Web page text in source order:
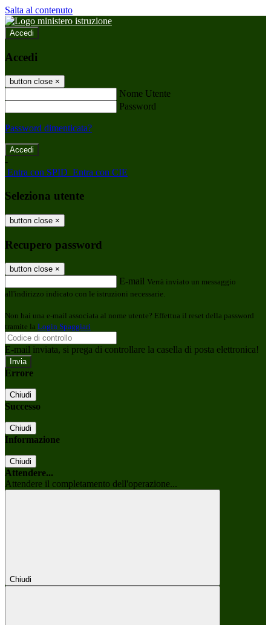
Salta al contenuto
Accedi
Accedi
button close ×
Nome Utente
Password
Password dimenticata?
-
Entra con SPID Entra con CIE
Seleziona utente
button close ×
Recupero password
button close ×
E-mail Verrà inviato un messaggio
all'indirizzo indicato con le istruzioni necessarie.
Non hai una e-mail associata al nome utente? Effettua il reset della password
tramite la Login Spaggiari
E-mail inviata, si prega di controllare la casella di posta elettronica!
Errore
Chiudi
Successo
Chiudi
Informazione
Chiudi
Attendere...
Attendere il completamento dell'operazione...
Chiudi